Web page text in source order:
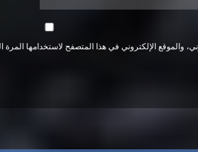
والموقع الإلكتروني في هذا المتصفح لاستخدامها المرة